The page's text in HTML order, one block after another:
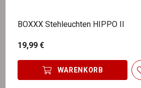
BOXXX Stehleuchten HIPPO II
19,99 €
WARENKORB